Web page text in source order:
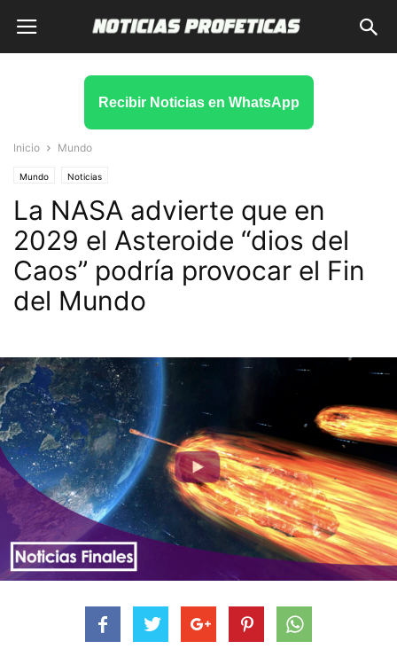
Recibir Noticias en WhatsApp
Inicio Mundo
Mundo Noticias
La NASA advierte que en
2029 el Asteroide “dios del
Caos” podría provocar el Fin
del Mundo